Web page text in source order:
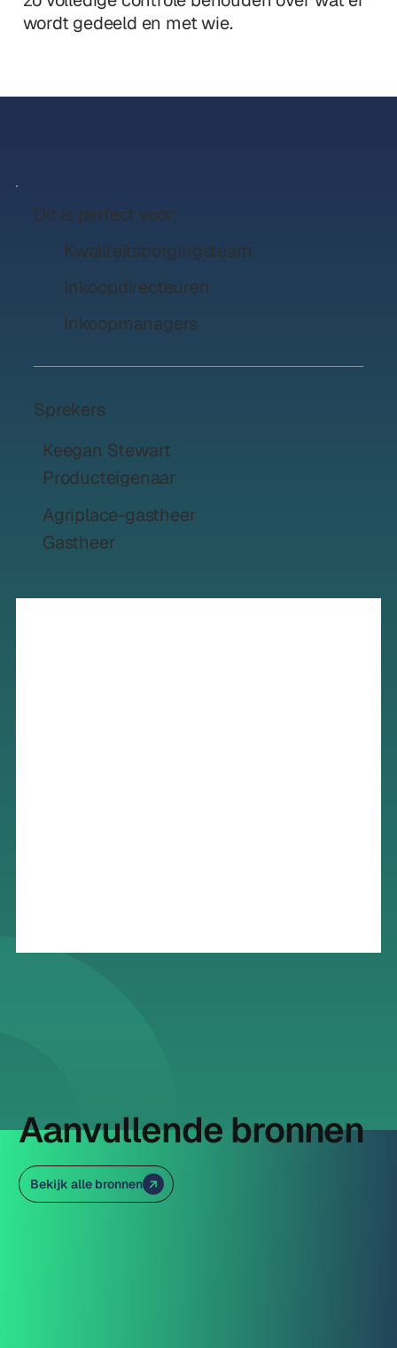
wordt gedeeld en met wie.
Dit is perfect voor:
Kwaliteitsborgingsteam
Inkoopdirecteuren
Inkoopmanagers
Sprekers
Keegan Stewart
Producteigenaar
Agriplace-gastheer
Gastheer
Aanvullende bronnen
Bekijk alle bronnen